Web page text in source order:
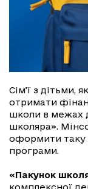
Сім’ї з дітьми,
отримати
школи в межах
школяра».
оформити таку
програми.
«Пакунок